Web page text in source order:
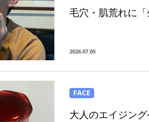
毛穴・肌荒れに
2026.07.05
FACE
大人のエイジン